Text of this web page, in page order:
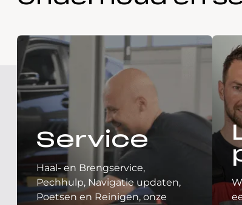
Service
Haal- en Brengservice,
Pechhulp, Navigatie updaten,
Poetsen en Reinigen, onze